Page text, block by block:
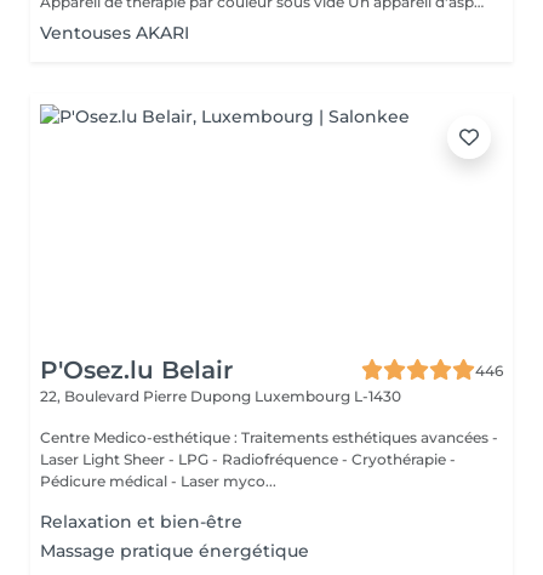
Ventouses AKARI
P'Osez.lu Belair
446
22, Boulevard Pierre Dupong Luxembourg L-1430
Centre Medico-esthétique : Traitements esthétiques avancées -
Laser Light Sheer - LPG - Radiofréquence - Cryothérapie -
Pédicure médical - Laser myco...
Relaxation et bien-être
Massage pratique énergétique